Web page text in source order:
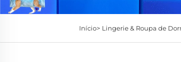
Início> Lingerie & Roupa de